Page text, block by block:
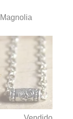
Magnolia